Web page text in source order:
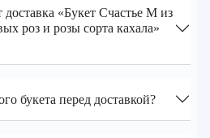
«Букет Счастье M из
роз и розы сорта кахала»
букета перед доставкой?